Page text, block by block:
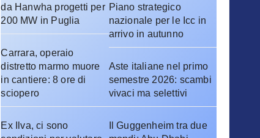
da Hanwha progetti per
200 MW in Puglia
Carrara, operaio
distretto marmo muore
in cantiere: 8 ore di
sciopero
Ex Ilva, ci sono
Piano strategico
nazionale per le Icc in
arrivo in autunno
Aste italiane nel primo
semestre 2026: scambi
vivaci ma selettivi
Il Guggenheim tra due